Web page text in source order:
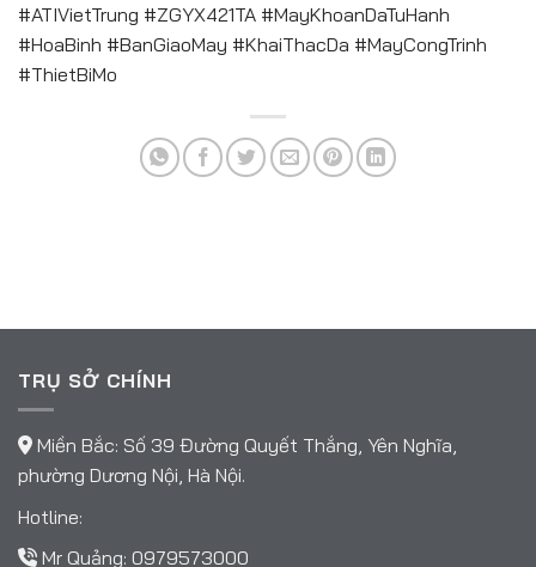
#ATIVietTrung #ZGYX421TA #MayKhoanDaTuHanh
#HoaBinh #BanGiaoMay #KhaiThacDa #MayCongTrinh
#ThietBiMo
TRỤ SỞ CHÍNH
Miền Bắc: Số 39 Đường Quyết Thắng, Yên Nghĩa,
phường Dương Nội, Hà Nội.
Hotline:
Mr Quảng: 0979573000